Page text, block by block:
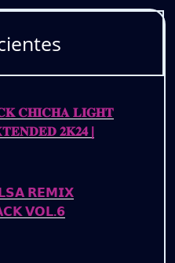
𝐂𝐇𝐈𝐂𝐇𝐀 𝐋𝐈𝐆𝐇𝐓
𝟐𝐊𝟐𝟒 |
𝗥𝗘𝗠𝗜𝗫
𝗩𝗢𝗟.𝟲